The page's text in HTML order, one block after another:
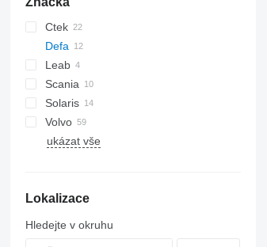
Ctek
Defa
Crossway
Daily
Magelys
Proway
Leab
LDC
A-series
Lion's series
Citaro
Scania
Solaris
Alpino
Urbino
Volvo
B-series
ukázat vše
Lokalizace
Hledejte v okruhu